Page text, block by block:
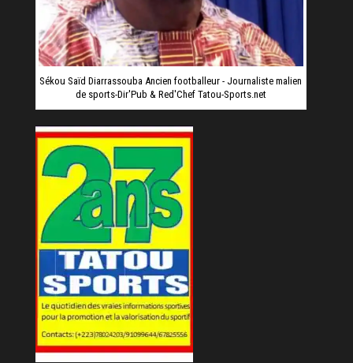
Sékou Saïd Diarrassouba Ancien footballeur - Journaliste malien
de sports-Dir'Pub & Red'Chef Tatou-Sports.net